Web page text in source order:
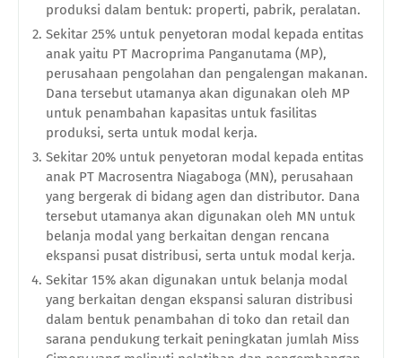
produksi dalam bentuk: properti, pabrik, peralatan.
Sekitar 25% untuk penyetoran modal kepada entitas
anak yaitu PT Macroprima Panganutama (MP),
perusahaan pengolahan dan pengalengan makanan.
Dana tersebut utamanya akan digunakan oleh MP
untuk penambahan kapasitas untuk fasilitas
produksi, serta untuk modal kerja.
Sekitar 20% untuk penyetoran modal kepada entitas
anak PT Macrosentra Niagaboga (MN), perusahaan
yang bergerak di bidang agen dan distributor. Dana
tersebut utamanya akan digunakan oleh MN untuk
belanja modal yang berkaitan dengan rencana
ekspansi pusat distribusi, serta untuk modal kerja.
Sekitar 15% akan digunakan untuk belanja modal
yang berkaitan dengan ekspansi saluran distribusi
dalam bentuk penambahan di toko dan retail dan
sarana pendukung terkait peningkatan jumlah Miss